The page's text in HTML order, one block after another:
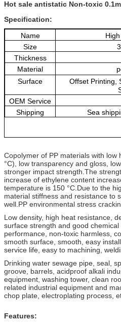
Hot sale antistatic Non-toxic
Specification:
Name
Size
Thickness
Material
Surface
Offset Printing,
OEM Service
Shipping
Sea
Copolymer of PP materials with
°C), low transparency and gloss,
stronger impact strength.The
increase of ethylene content
temperature is 150 °C.Due to the
material stiffness and resistance to
well.PP environmental stress
Low density, high heat resistance,
surface strength and good
performance, non-toxic harmless,
smooth surface, smooth, easy
service life, easy to machining,
Drinking water sewage pipe, seal,
groove, barrels, acidproof alkali
equipment, washing tower, clean
related industrial equipment and
chop plate, electroplating process,
Features: